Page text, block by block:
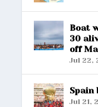
Boat
30
off
Jul 22,
Spain
Jul 21,